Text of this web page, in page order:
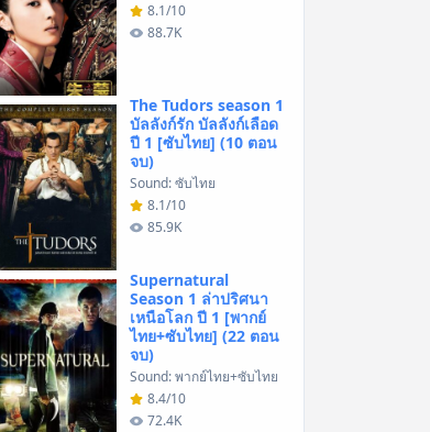
8.1/10
88.7K
The Tudors season 1
บัลลังก์รัก บัลลังก์เลือด
ปี 1 [ซับไทย] (10 ตอน
จบ)
Sound: ซับไทย
8.1/10
85.9K
Supernatural
Season 1 ล่าปริศนา
เหนือโลก ปี 1 [พากย์
ไทย+ซับไทย] (22 ตอน
จบ)
Sound: พากย์ไทย+ซับไทย
8.4/10
72.4K